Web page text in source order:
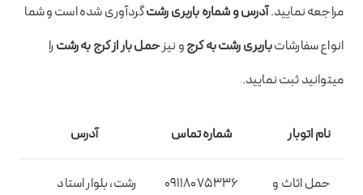
مراجعه نمایید.آدرس و شماره باربری رشتگردآوری شده است و شما
انواع سفارشاتباربری رشت به کرجو نیزحمل بار از کرج به رشت را
میتوانید ثبت نمایید.
نام اتوبار شماره تماس آدرس
حمل اثاث و
09118075336
رشت، بلوار استاد